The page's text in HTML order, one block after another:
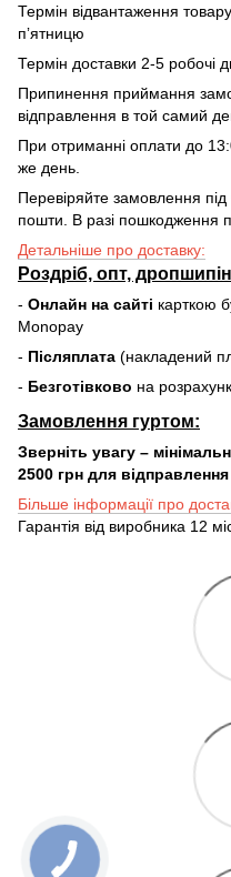
Термін відвантаження
пʼятницю
Термін доставки 2-5 робочі
Припинення приймання
відправлення в той самий
При отриманні оплати до
же день.
Перевіряйте замовлення
пошти. В разі пошкодження
Детальніше про доставку:
Роздріб, опт,
- Онлайн на сайті карткою
Monopay
- Післяплата (накладений
- Безготівково на
Замовлення гуртом:
Зверніть увагу –
2500 грн для відправлення
Більше інформації про
Гарантія від виробника 12